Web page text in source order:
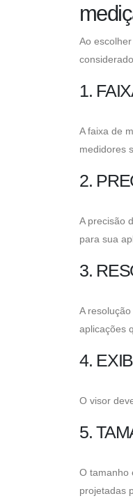
Ao
1.
A faixa de
medidores
2.
A precisão
para sua
3.
A
aplicações
4.
O visor
5.
O tamanho
projetadas